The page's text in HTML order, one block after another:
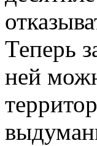
Теперь
ней